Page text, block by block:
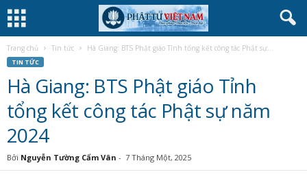
Trang chủ Tin tức Hà Giang: BTS Phật giáo Tỉnh tổng kết công tác Phật sự...
TIN TỨC
Hà Giang: BTS Phật giáo Tỉnh
tổng kết công tác Phật sự năm
2024
Bởi Nguyễn Tường Cẩm Vân - 7 Tháng Một, 2025